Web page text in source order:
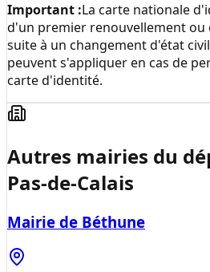
Important :La carte nationale
d'un premier renouvellement
suite à un changement d'état
peuvent s'appliquer en cas de
carte d'identité.
Autres mairies du
Pas-de-Calais
Mairie de Béthune